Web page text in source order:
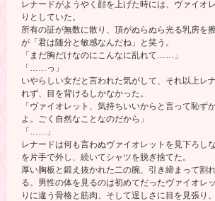
レナードがようやく顔を上げた時には、ヴァイオ
りとしていた。
所有の証が無数に散り、頂がぬらぬら光る乳房を
が「君は随分と敏感なんだね」と笑う。
「まだ胸だけなのにこんなに乱れて……」
「……っ」
いやらしい女だと言われた気がして、それ以上レ
れず、目を背けるしかなかった。
「ヴァイオレット、気持ちいいからと言って恥ず
よ。ごく自然なことなのだから」
「……」
レナードは何も言わぬヴァイオレットを見下ろし
を片手で外し、続いてシャツを脱ぎ捨てた。
厚い胸板と鍛え抜かれた二の腕、引き締まって割
る。男性の体を見るのは初めてだったヴァイオレ
りに違う骨格と筋肉、そして逞しさに目を見張り